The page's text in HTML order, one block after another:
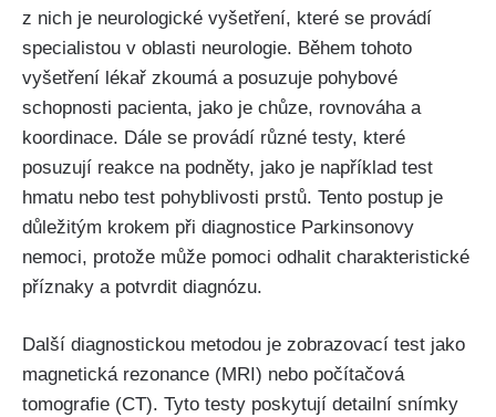
z nich je neurologické vyšetření, které se provádí
specialistou v oblasti neurologie. Během tohoto
vyšetření lékař zkoumá a posuzuje pohybové
schopnosti pacienta, jako je chůze, rovnováha a
koordinace. Dále se provádí různé testy, které
posuzují reakce na podněty, jako je například test
hmatu nebo test pohyblivosti prstů. Tento postup je
důležitým krokem při diagnostice Parkinsonovy
nemoci, protože může pomoci odhalit charakteristické
příznaky a potvrdit diagnózu.
Další diagnostickou metodou je zobrazovací test jako
magnetická rezonance (MRI) nebo počítačová
tomografie (CT). Tyto testy poskytují detailní snímky